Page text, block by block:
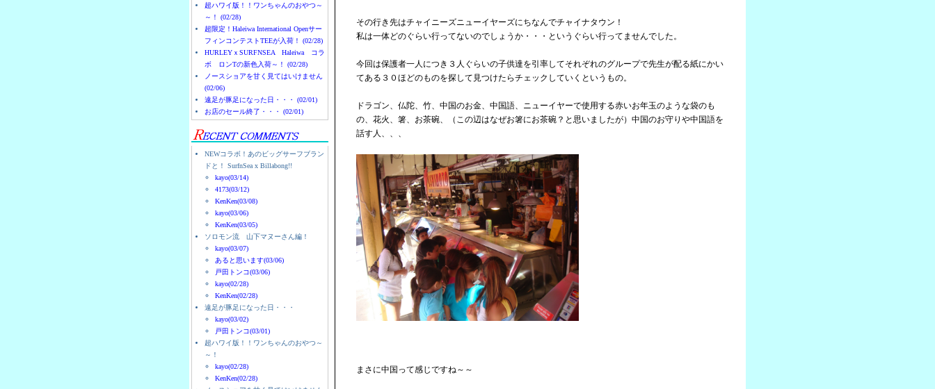
超ハワイ版！！ワンちゃんのおやつ～
～！ (02/28)
超限定！Haleiwa International Openサー
フィンコンテストTEEが入荷！ (02/28)
HURLEYｘSURFNSEA Haleiwa コラ
ボ ロンTの新色入荷～！ (02/28)
ノースショアを甘く見てはいけません
(02/06)
遠足が豚足になった日・・・ (02/01)
お店のセール終了・・・ (02/01)
NEWコラボ！あのビッグサーフブラン
ドと！ SurfnSea x Billabong!!
kayo(03/14)
4173(03/12)
KenKen(03/08)
kayo(03/06)
KenKen(03/05)
ソロモン流 山下マヌーさん編！
kayo(03/07)
あると思います(03/06)
戸田トンコ(03/06)
kayo(02/28)
KenKen(02/28)
遠足が豚足になった日・・・
kayo(03/02)
戸田トンコ(03/01)
超ハワイ版！！ワンちゃんのおやつ～
～！
kayo(02/28)
KenKen(02/28)
その行き先はチャイニーズニューイヤーズにちなんでチャイナタウン！
私は一体どのぐらい行ってないのでしょうか・・・というぐらい行ってませんでした。
今回は保護者一人につき３人ぐらいの子供達を引率してそれぞれのグループで先生が配る紙にかい
てある３０ほどのものを探して見つけたらチェックしていくというもの。
ドラゴン、仏陀、竹、中国のお金、中国語、ニューイヤーで使用する赤いお年玉のような袋のも
の、花火、箸、お茶碗、（この辺はなぜお箸にお茶碗？と思いましたが）中国のお守りや中国語を
話す人、、、
まさに中国って感じですね～～